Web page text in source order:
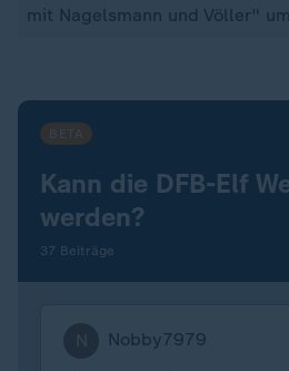
mit Nagelsmann und Völler"
BETA
Kann die DFB-Elf
werden?
37 Beiträge
N Nobby7979